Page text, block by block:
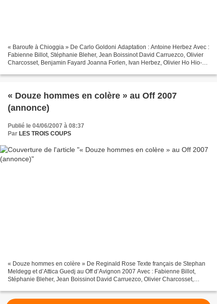
« Baroufe à Chioggia » De Carlo Goldoni Adaptation : Antoine Herbez Avec :
Fabienne Billot, Stéphanie Bleher, Jean Boissinot David Carruezco, Olivier
Charcosset, Benjamin Fayard Joanna Forlen, Ivan Herbez, Olivier Ho Hio-
« Douze hommes en colère » au Off 2007
(annonce)
Publié le 04/06/2007 à 08:37
Par LES TROIS COUPS
« Douze hommes en colère » De Reginald Rose Texte français de Stephan
Meldegg et d’Attica Guedj au Off d’Avignon 2007 Avec : Fabienne Billot,
Stéphanie Bleher, Jean Boissinot David Carruezco, Olivier Charcosset,